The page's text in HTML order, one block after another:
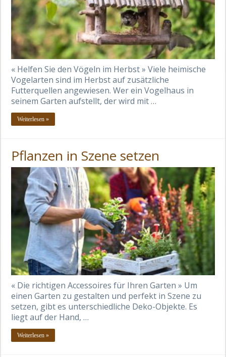
« Helfen Sie den Vögeln im Herbst » Viele heimische
Vogelarten sind im Herbst auf zusätzliche
Futterquellen angewiesen. Wer ein Vogelhaus in
seinem Garten aufstellt, der wird mit …
Weiterlesen »
Pflanzen in Szene setzen
« Die richtigen Accessoires für Ihren Garten » Um
einen Garten zu gestalten und perfekt in Szene zu
setzen, gibt es unterschiedliche Deko-Objekte. Es
liegt auf der Hand, …
Weiterlesen »